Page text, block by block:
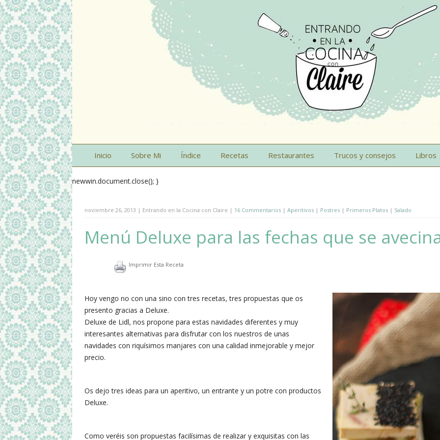
Inicio Sobre Mi Índice Recetas Restaurantes Trucos y consejos Libros
newwin.document.close(); }
noviembre 26, 2013 | Entrando en la Cocina con Claire | 16 Commentarios | Aperitivos | Postres | Primeros Platos | Salado
Menú Deluxe para las fechas que se
Imprimir Esta Receta
Hoy vengo no con una sino con tres recetas, tres propuestas que os
presento gracias a Deluxe.
Deluxe de Lidl, nos propone para estas navidades diferentes y muy
interesantes alternativas para disfrutar con los nuestros de unas
navidades con riquísimos manjares con una calidad inmejorable y mejor
precio.
Os dejo tres ideas para un aperitivo, un entrante y un potre con productos
Deluxe.
Como veréis son propuestas facilísimas de realizar y exquisitas con las